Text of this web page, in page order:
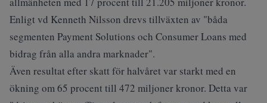
Enligt vd Kenneth Nilsson drevs tillväxten av "båda
segmenten Payment Solutions och Consumer Loans med
bidrag från alla andra marknader".
Även resultat efter skatt för halvåret var starkt med en
ökning om 65 procent till 472 miljoner kronor. Detta var